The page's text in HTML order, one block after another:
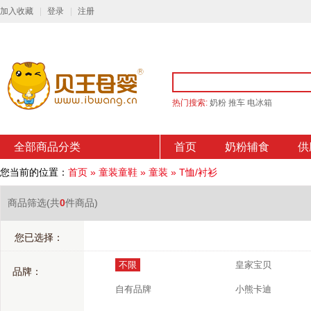
加入收藏 登录 注册
热门搜索: 奶粉 推车 电冰箱
全部商品分类 首页 奶粉辅食 供
您当前的位置： 首页 » 童装童鞋 » 童装 » T恤/衬衫
商品筛选(共0件商品)
您已选择：
品牌：
不限 皇家宝贝
自有品牌 小熊卡迪